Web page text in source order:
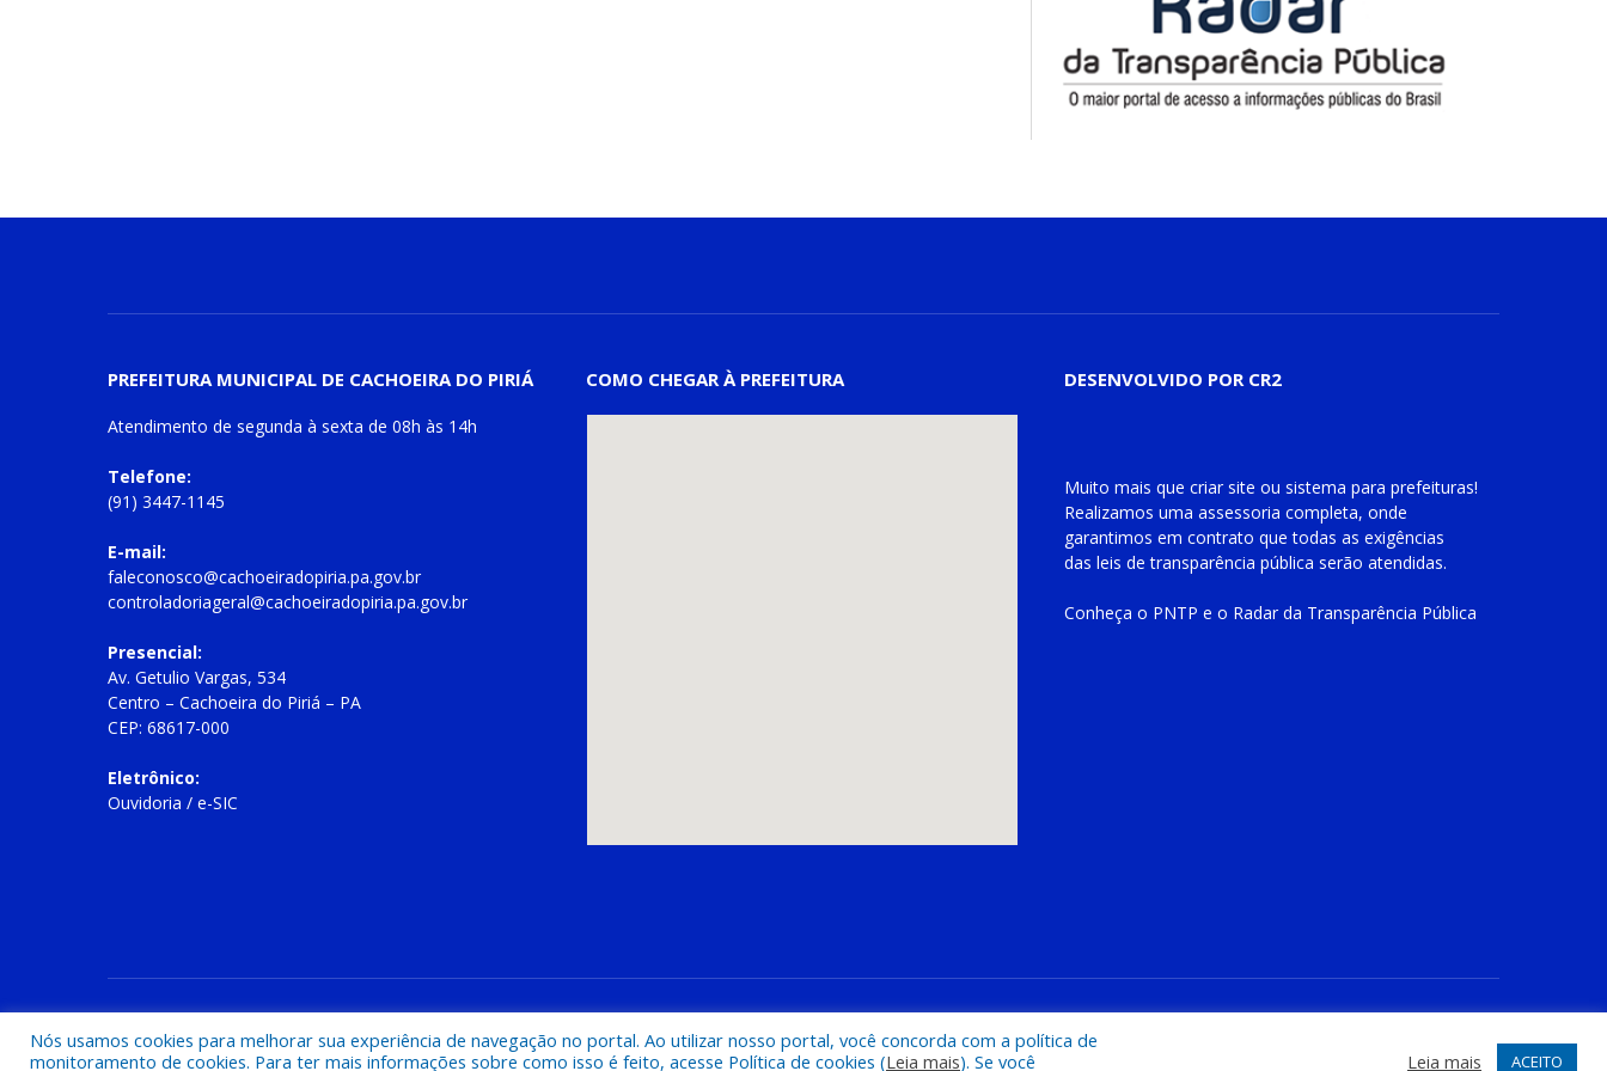
PREFEITURA MUNICIPAL DE CACHOEIRA DO PIRIÁ
Atendimento de segunda à sexta de 08h às 14h
Telefone:
(91) 3447-1145
E-mail:
faleconosco@cachoeiradopiria.pa.gov.br
controladoriageral@cachoeiradopiria.pa.gov.br
Presencial:
Av. Getulio Vargas, 534
Centro – Cachoeira do Piriá – PA
CEP: 68617-000
Eletrônico:
Ouvidoria / e-SIC
COMO CHEGAR À PREFEITURA DESENVOLVIDO POR CR2
Muito mais que criar site ou sistema para prefeituras!
Realizamos uma assessoria completa, onde
garantimos em contrato que todas as exigências
das leis de transparência pública serão atendidas.
Conheça o PNTP e o Radar da Transparência Pública
Nós usamos cookies para melhorar sua experiência de navegação no portal. Ao utilizar nosso portal, você concorda com a política de
monitoramento de cookies. Para ter mais informações sobre como isso é feito, acesse Política de cookies (Leia mais). Se você Leia mais ACEITO